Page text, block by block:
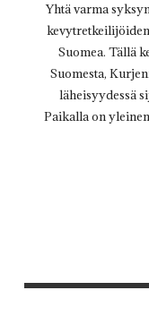
Yhtä varma
Suomea. Tällä
Suomesta,
läheisyydessä
Paikalla on